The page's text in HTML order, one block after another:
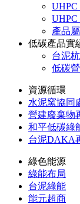
UHPC
產品
低碳產品實
台泥
低碳
資源循環
水泥窯協同
營建廢棄物
和平低碳綠
台泥DAKA
綠色能源
綠能布局
台泥綠能
能元超商